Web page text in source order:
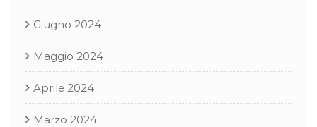
Giugno 2024
Maggio 2024
Aprile 2024
Marzo 2024